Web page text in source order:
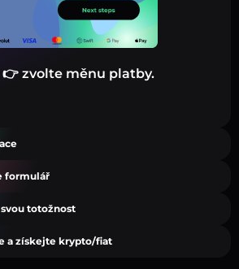
zvolte měnu platby.
formulář
totožnost
a získejte krypto/fiat